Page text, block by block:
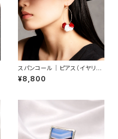
スパンコール｜ピアス（イヤリン
グ交換可）
¥8,800